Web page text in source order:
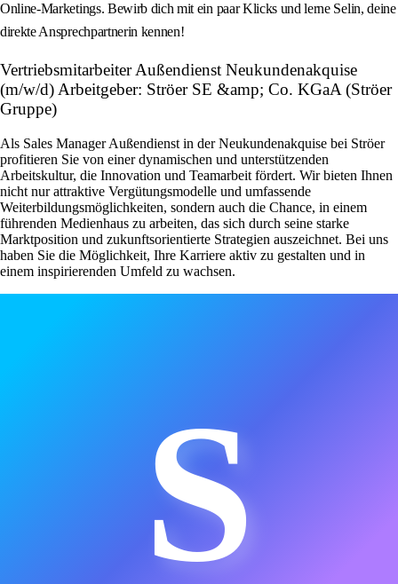
Online‑Marketings. Bewirb dich mit ein paar Klicks und lerne Selin, deine
direkte Ansprechpartnerin kennen!
Vertriebsmitarbeiter Außendienst Neukundenakquise
(m/w/d) Arbeitgeber: Ströer SE &amp; Co. KGaA (Ströer
Gruppe)
Als Sales Manager Außendienst in der Neukundenakquise bei Ströer
profitieren Sie von einer dynamischen und unterstützenden
Arbeitskultur, die Innovation und Teamarbeit fördert. Wir bieten Ihnen
nicht nur attraktive Vergütungsmodelle und umfassende
Weiterbildungsmöglichkeiten, sondern auch die Chance, in einem
führenden Medienhaus zu arbeiten, das sich durch seine starke
Marktposition und zukunftsorientierte Strategien auszeichnet. Bei uns
haben Sie die Möglichkeit, Ihre Karriere aktiv zu gestalten und in
einem inspirierenden Umfeld zu wachsen.
S